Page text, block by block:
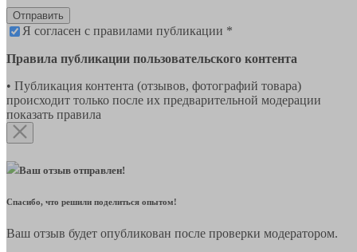
Отправить
Я согласен с правилами публикации *
Правила публикации пользовательского контента
• Публикация контента (отзывов, фотографий товара)
происходит только после их предварительной модерации
показать правила
Ваш отзыв отправлен!
Спасибо, что решили поделиться опытом!
Ваш отзыв будет опубликован после проверки модератором.